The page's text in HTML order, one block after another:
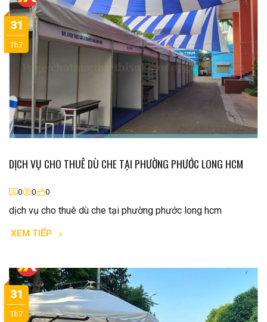
DỊCH VỤ CHO THUÊ DÙ CHE TẠI PHƯỜNG PHƯỚC LONG HCM
0 0 0
dịch vụ cho thuê dù che tại phường phước long hcm
XEM TIẾP
31
Th7
31
Th7